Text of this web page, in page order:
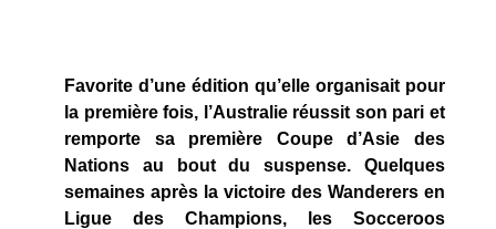
Favorite d’une édition qu’elle organisait pour
la première fois, l’Australie réussit son pari et
remporte sa première Coupe d’Asie des
Nations au bout du suspense. Quelques
semaines après la victoire des Wanderers en
Ligue des Champions, les Socceroos